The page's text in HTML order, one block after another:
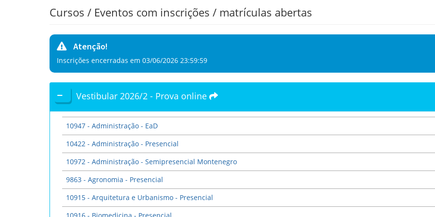
Cursos / Eventos com inscrições / matrículas abertas
Atenção!
Inscrições encerradas em 03/06/2026 23:59:59
Vestibular 2026/2 - Prova online
10947 - Administração - EaD
10422 - Administração - Presencial
10972 - Administração - Semipresencial Montenegro
9863 - Agronomia - Presencial
10915 - Arquitetura e Urbanismo - Presencial